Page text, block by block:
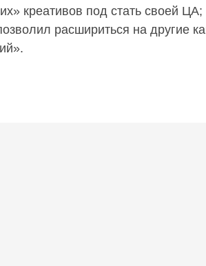
креативов под стать своей ЦА;
расшириться на другие